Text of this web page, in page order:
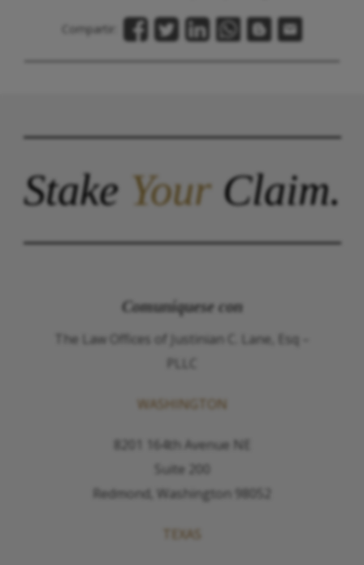
Compartir:
StakeYourClaim.
Comuníquese con
The Law Offices of Justinian C. Lane, Esq –
PLLC
WASHINGTON
8201 164th Avenue NE
Suite 200
Redmond, Washington 98052
TEXAS